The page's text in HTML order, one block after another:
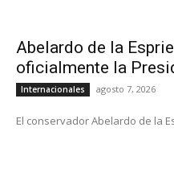
Abelardo de la
oficialmente la
Internacionales agosto 7, 2026
El conservador Abelardo de la